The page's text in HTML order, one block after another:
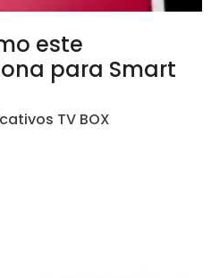
este
para Smart
TV BOX